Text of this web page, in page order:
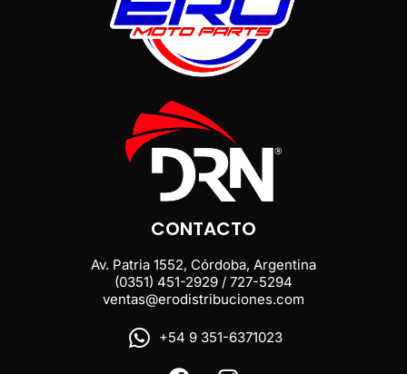
CONTACTO
Av. Patria 1552, Córdoba, Argentina
(0351) 451-2929 / 727-5294
ventas@erodistribuciones.com
+54 9 351-6371023